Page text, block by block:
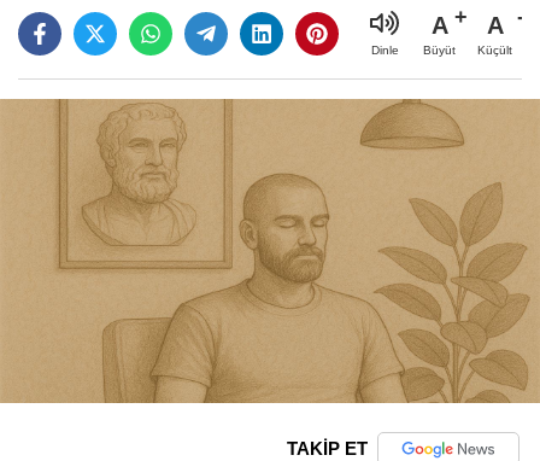
Dinle
A
Büyüt
A
Küçült
TAKİP ET